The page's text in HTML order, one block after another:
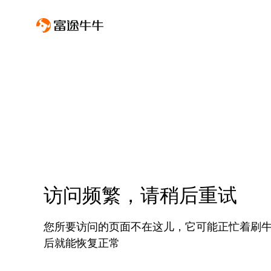
访问频繁，请稍后重试
您所要访问的页面不在这儿，它可能正忙着刷
后就能恢复正常